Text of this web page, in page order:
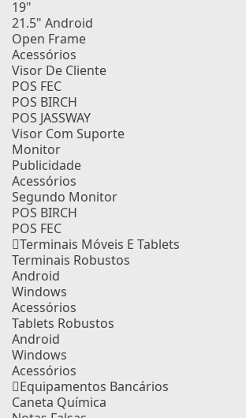
19"
21.5" Android
Open Frame
Acessórios
Visor De Cliente
POS FEC
POS BIRCH
POS JASSWAY
Visor Com Suporte
Monitor
Publicidade
Acessórios
Segundo Monitor
POS BIRCH
POS FEC
Terminais Móveis E Tablets
Terminais Robustos
Android
Windows
Acessórios
Tablets Robustos
Android
Windows
Acessórios
Equipamentos Bancários
Caneta Química